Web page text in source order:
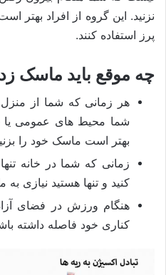
نزنید. این گروه از افراد بهتر
پرز استفاده کنند.
چه موقع باید ماسک
هر زمانی که شما از
شما محیط های عمومی
بهتر است ماسک خود را
زمانی که شما در خانه
کنید و تنها هستید نیازی
هنگام ورزش در فضای آزاد
کناری خود فاصله داشته